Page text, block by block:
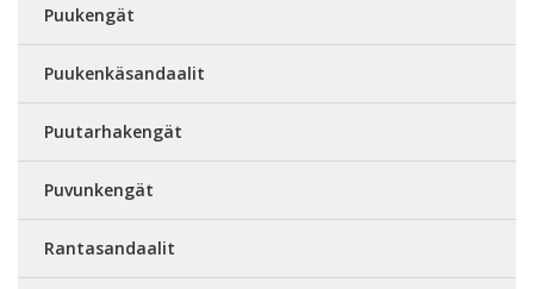
Puukengät
Puukenkäsandaalit
Puutarhakengät
Puvunkengät
Rantasandaalit